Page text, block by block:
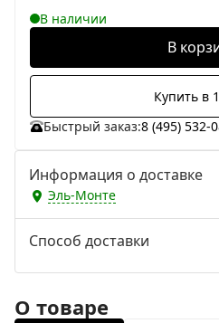
В наличии
В
Купить в
Быстрый заказ:8 (495) 532-
Информация о доставке
Эль-Монте
Способ доставки
О товаре